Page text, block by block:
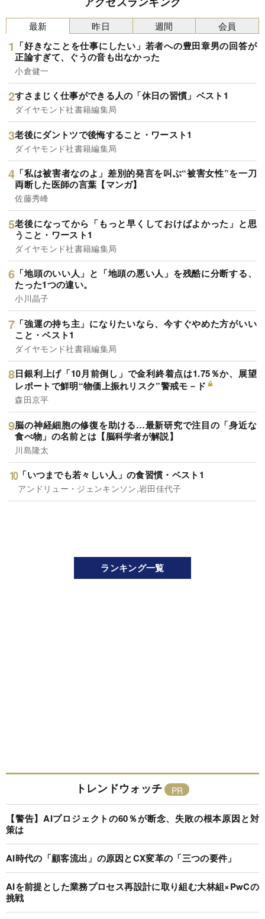
最新
「好きなことを仕事にしたい」若者への豊田章男の回答が
正論すぎて、ぐうの音も出なかった
小倉健一
すさまじく仕事ができる人の「休日の習慣」ベスト1
ダイヤモンド社書籍編集局
老後にダントツで後悔すること・ワースト1
ダイヤモンド社書籍編集局
「私は被害者なのよ」差別的発言を叫ぶ“被害女性”を一刀
両断した医師の言葉【マンガ】
佐藤秀峰
老後になってから「もっと早くしておけばよかった」と思
うこと・ワースト1
ダイヤモンド社書籍編集局
「地頭のいい人」と「地頭の悪い人」を残酷に分断する、
たった1つの違い。
小川晶子
「強運の持ち主」になりたいなら、今すぐやめた方がいい
こと・ベスト1
ダイヤモンド社書籍編集局
日銀利上げ「10月前倒し」で金利終着点は1.75％か、展望
レポートで鮮明“物価上振れリスク”警戒モ－ド
森田京平
脳の神経細胞の修復を助ける…最新研究で注目の「身近な
食べ物」の名前とは【脳科学者が解説】
川島隆太
「いつまでも若々しい人」の食習慣・ベスト1
アンドリュー・ジェンキンソン,岩田佳代子
昨日 週間 会員
ランキング一覧
トレンドウォッチ
【警告】AIプロジェクトの60％が断念、失敗の根本原因と対
策は
AI時代の「顧客流出」の原因とCX変革の「三つの要件」
AIを前提とした業務プロセス再設計に取り組む大林組×PwCの
挑戦